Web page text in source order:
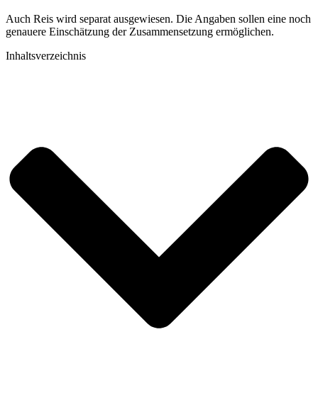
Auch Reis wird separat ausgewiesen. Die Angaben sollen eine noch
genauere Einschätzung der Zusammensetzung ermöglichen.
Inhaltsverzeichnis​